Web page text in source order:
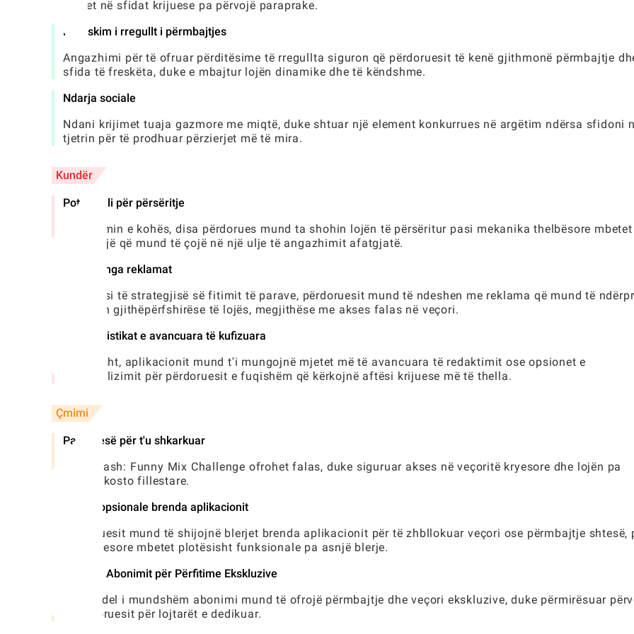
zhytet në sfidat krijuese pa përvojë paraprake.
Rifreskim i rregullt i përmbajtjes
Angazhimi për të ofruar përditësime të rregullta siguron që përdoruesit të kenë gjithmonë përmbajtje
sfida të freskëta, duke e mbajtur lojën dinamike dhe të këndshme.
Ndarja sociale
Ndani krijimet tuaja gazmore me miqtë, duke shtuar një element konkurrues në argëtim ndërsa sfidoni
tjetrin për të prodhuar përzierjet më të mira.
Kundër
Potenciali për përsëritje
Me kalimin e kohës, disa përdorues mund ta shohin lojën të përsëritur pasi mekanika thelbësore mbetet
njëjtë, gjë që mund të çojë në një ulje të angazhimit afatgjatë.
Varësia nga reklamat
Në varësi të strategjisë së fitimit të parave, përdoruesit mund të ndeshen me reklama që mund të
përvojën gjithëpërfshirëse të lojës, megjithëse me akses falas në veçori.
Karakteristikat e avancuara të kufizuara
Aktualisht, aplikacionit mund t'i mungojnë mjetet më të avancuara të redaktimit ose opsionet e
personalizimit për përdoruesit e fuqishëm që kërkojnë aftësi krijuese më të thella.
Çmimi
Pa pagesë për t'u shkarkuar
Face Mash: Funny Mix Challenge ofrohet falas, duke siguruar akses në veçoritë kryesore dhe lojën pa
ndonjë kosto fillestare.
Blerjet opsionale brenda aplikacionit
Përdoruesit mund të shijojnë blerjet brenda aplikacionit për të zhbllokuar veçori ose përmbajtje shtesë,
loja kryesore mbetet plotësisht funksionale pa asnjë blerje.
Modeli i Abonimit për Përfitime Ekskluzive
Një model i mundshëm abonimi mund të ofrojë përmbajtje dhe veçori ekskluzive, duke përmirësuar
e përdoruesit për lojtarët e dedikuar.